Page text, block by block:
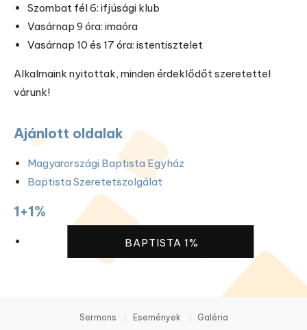
Szombat fél 6: ifjúsági klub
Vasárnap 9 óra: imaóra
Vasárnap 10 és 17 óra: istentisztelet
Alkalmaink nyitottak, minden érdeklődőt szeretettel
várunk!
Ajánlott oldalak
Magyarországi Baptista Egyház
Baptista Szeretetszolgálat
1+1%
BAPTISTA 1%
Sermons Események Galéria